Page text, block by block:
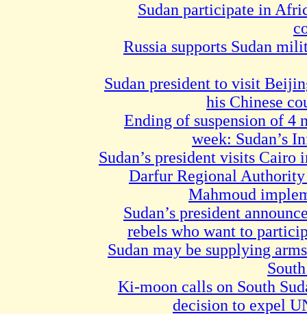
Sudan participate in
Russia supports Sudan
Sudan president to visit
his Chinese
Ending of suspension of 4
week: Sudan’s
Sudan’s president visits Cairo
Darfur Regional
Mahmoud
Sudan’s president
rebels who want to
Sudan may be supplying
Ki-moon calls on South
decision to expel